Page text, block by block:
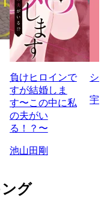
負けヒロインで
すが結婚しま
す〜この中に私
の夫がい
る！？〜
池山田剛
シ
宇
グ